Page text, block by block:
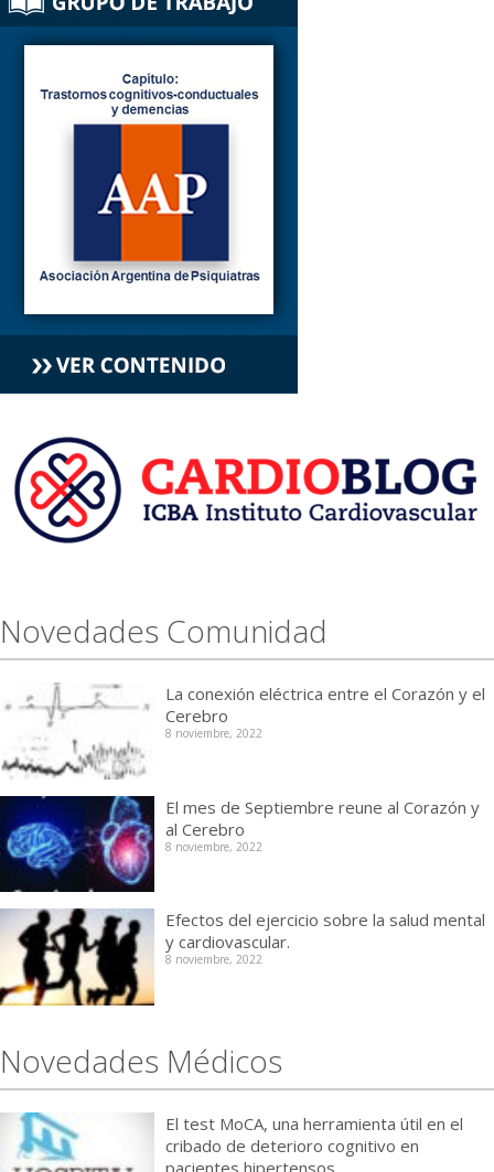
Novedades Comunidad
La conexión eléctrica entre el Corazón y el
Cerebro
8 noviembre, 2022
El mes de Septiembre reune al Corazón y
al Cerebro
8 noviembre, 2022
Efectos del ejercicio sobre la salud mental
y cardiovascular.
8 noviembre, 2022
Novedades Médicos
El test MoCA, una herramienta útil en el
cribado de deterioro cognitivo en
pacientes hipertensos.